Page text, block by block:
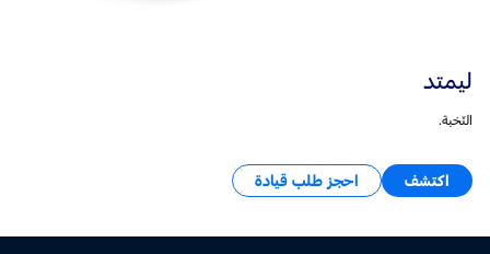
ليمتد
النّخبة.
اكتشف احجز طلب قيادة